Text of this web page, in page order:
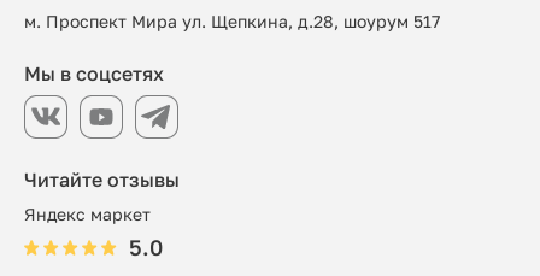
Читайте отзывы
Яндекс маркет
5.0
м. Проспект Мира ул. Щепкина, д.28, шоурум 517
Мы в соцсетях